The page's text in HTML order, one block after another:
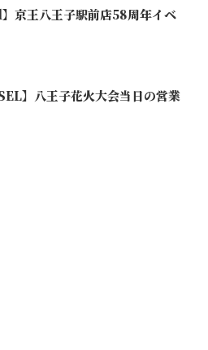
京王八王子駅前店58周年イベ
】八王子花火大会当日の営業